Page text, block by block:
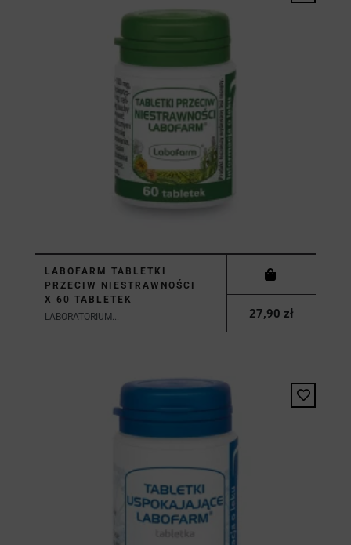
LABOFARM TABLETKI
PRZECIW NIESTRAWNOŚCI
X 60 TABLETEK
LABORATORIUM...
27,90 zł